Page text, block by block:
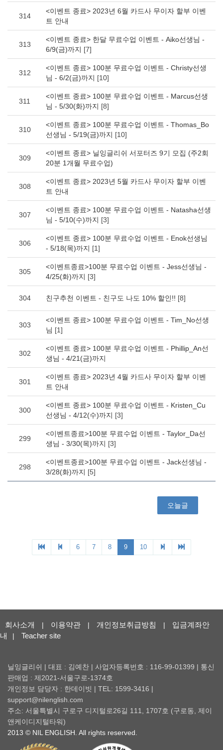
회사소개 | 이용약관 | 개인정보취급방침 |
입금계좌안
내
| Teacher site
닐잉글리쉬 | 대표 : 김예찬 | 사업자등록번호 : 116-99-01399 | 통신
판매업 : 제2021-서울구로-1374호
개인정보 담당자 : 한데이빗 | TEL: 1599-3416 |
support@nilenglish.com
주소: 서울특별시 구로구 디지털로26길 111, 1707호 (구로동, 제이
앤케이디지털타워)
2013 © NIL ENGLISH. All rights reserved.